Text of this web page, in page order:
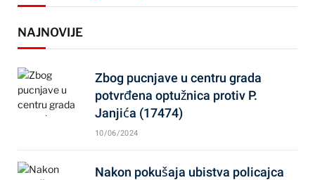
NAJNOVIJE
Zbog pucnjave u centru grada
potvrđena optužnica protiv P.
Janjića (17474)
10/06/2024
Nakon pokušaja ubistva policajca